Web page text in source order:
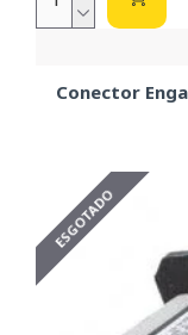
Conector
ESGOTADO